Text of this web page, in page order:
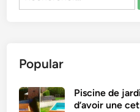
Popular
Piscine de
d’avoir une